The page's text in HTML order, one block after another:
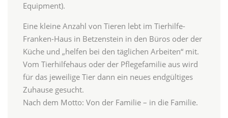
Equipment).
Eine kleine Anzahl von Tieren lebt im Tierhilfe-
Franken-Haus in Betzenstein in den Büros oder der
Küche und „helfen bei den täglichen Arbeiten“ mit.
Vom Tierhilfehaus oder der Pflegefamilie aus wird
für das jeweilige Tier dann ein neues endgültiges
Zuhause gesucht.
Nach dem Motto: Von der Familie – in die Familie.